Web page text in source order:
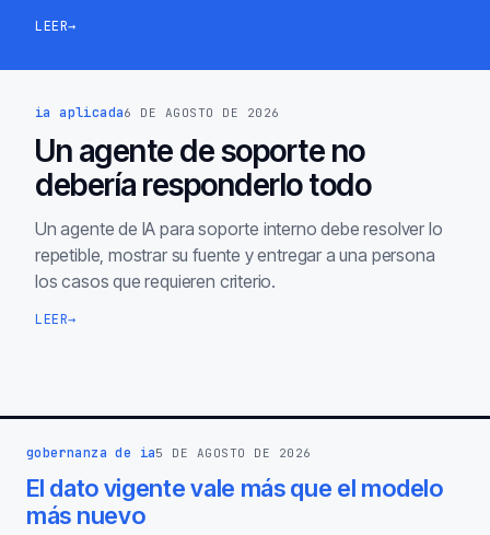
LEER→
ia aplicada6 DE AGOSTO DE 2026
Un agente de soporte no
debería responderlo todo
Un agente de IA para soporte interno debe resolver lo
repetible, mostrar su fuente y entregar a una persona
los casos que requieren criterio.
LEER→
gobernanza de ia5 DE AGOSTO DE 2026
El dato vigente vale más que el modelo
más nuevo